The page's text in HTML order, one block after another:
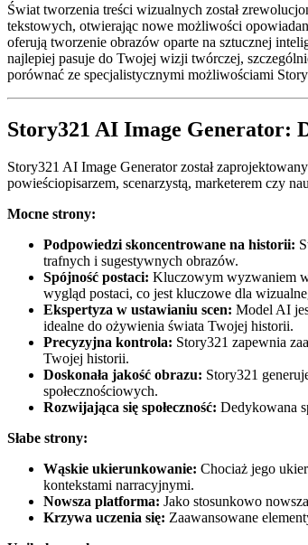
Świat tworzenia treści wizualnych został
tekstowych, otwierając nowe możliwości
oferują tworzenie obrazów oparte na sztucznej
najlepiej pasuje do Twojej wizji twórczej,
porównać ze specjalistycznymi możliwościami
Story321 AI Image Generator:
Story321 AI Image Generator został
powieściopisarzem, scenarzystą, marketerem czy
Mocne strony:
Podpowiedzi skoncentrowane na historii:
trafnych i sugestywnych obrazów.
Spójność postaci: Kluczowym wyzwaniem
wygląd postaci, co jest kluczowe dla
Ekspertyza w ustawianiu scen: Model AI
idealne do ożywienia świata Twojej historii.
Precyzyjna kontrola: Story321 zapewnia
Twojej historii.
Doskonała jakość obrazu: Story321
społecznościowych.
Rozwijająca się społeczność: Dedykowana
Słabe strony:
Wąskie ukierunkowanie: Chociaż jego
kontekstami narracyjnymi.
Nowsza platforma: Jako stosunkowo
Krzywa uczenia się: Zaawansowane